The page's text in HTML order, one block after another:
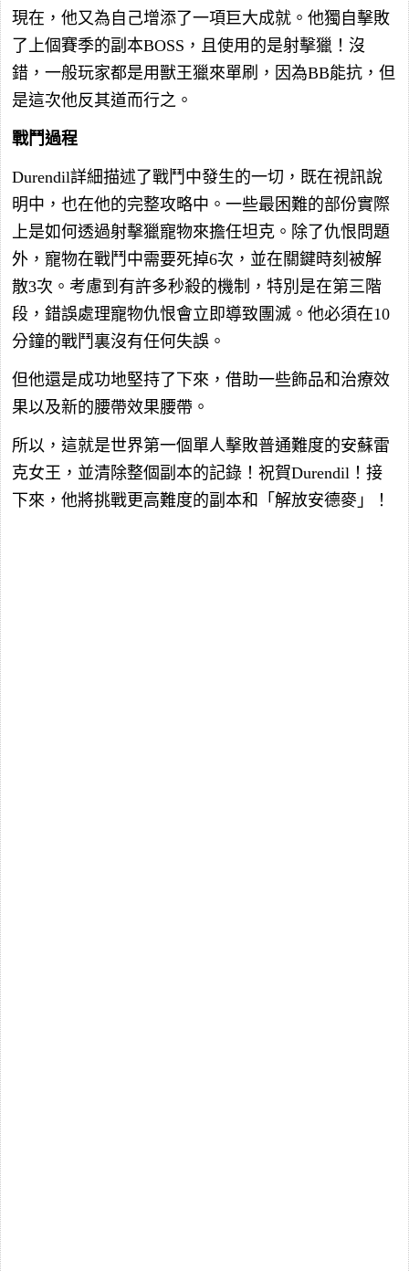
現在，他又為自己增添了一項巨大成就。他獨自擊敗
了上個賽季的副本BOSS，且使用的是射擊獵！沒
錯，一般玩家都是用獸王獵來單刷，因為BB能抗，但
是這次他反其道而行之。
戰鬥過程
Durendil詳細描述了戰鬥中發生的一切，既在視訊說
明中，也在他的完整攻略中。一些最困難的部份實際
上是如何透過射擊獵寵物來擔任坦克。除了仇恨問題
外，寵物在戰鬥中需要死掉6次，並在關鍵時刻被解
散3次。考慮到有許多秒殺的機制，特別是在第三階
段，錯誤處理寵物仇恨會立即導致團滅。他必須在10
分鐘的戰鬥裏沒有任何失誤。
但他還是成功地堅持了下來，借助一些飾品和治療效
果以及新的腰帶效果腰帶。
所以，這就是世界第一個單人擊敗普通難度的安蘇雷
克女王，並清除整個副本的記錄！祝賀Durendil！接
下來，他將挑戰更高難度的副本和「解放安德麥」！